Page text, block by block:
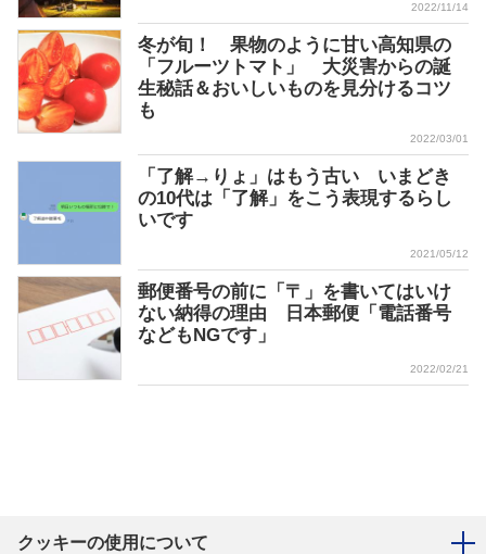
2022/11/14
冬が旬！ 果物のように甘い高知県の
「フルーツトマト」 大災害からの誕
生秘話＆おいしいものを見分けるコツ
も
2022/03/01
「了解→りょ」はもう古い いまどき
の10代は「了解」をこう表現するらし
いです
2021/05/12
郵便番号の前に「〒」を書いてはいけ
ない納得の理由 日本郵便「電話番号
などもNGです」
2022/02/21
クッキーの使用について